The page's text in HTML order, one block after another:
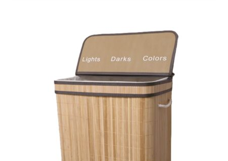
Persoonlijke Verzorging